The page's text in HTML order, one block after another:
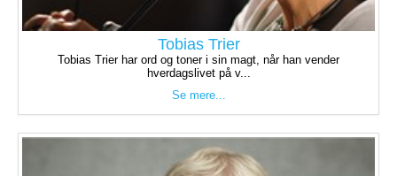
Tobias Trier
Tobias Trier har ord og toner i sin magt, når han vender
hverdagslivet på v...
Se mere...